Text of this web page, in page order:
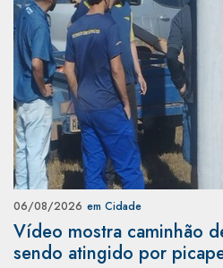
06/08/2026 em Cidade
Vídeo mostra caminhão
sendo atingido por